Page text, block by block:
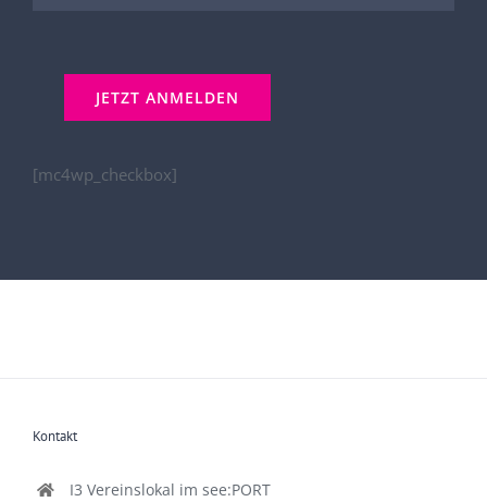
[mc4wp_checkbox]
Kontakt
I3 Vereinslokal im see:PORT